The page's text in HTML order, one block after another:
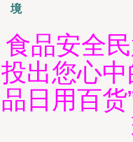
境
食品安全
投出您心中
品日用百